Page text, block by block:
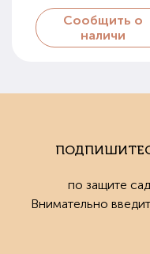
Сообщить о
наличи
по защите
Внимательно